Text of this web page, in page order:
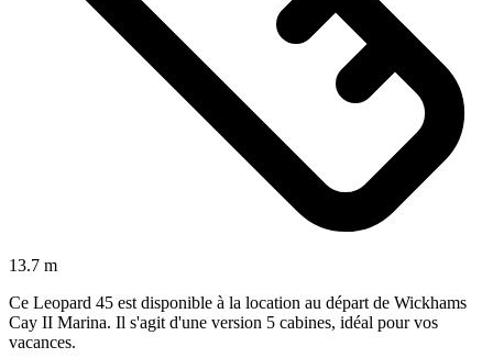
13.7 m
Ce Leopard 45 est disponible à la location au départ de Wickhams
Cay II Marina. Il s'agit d'une version 5 cabines, idéal pour vos
vacances.